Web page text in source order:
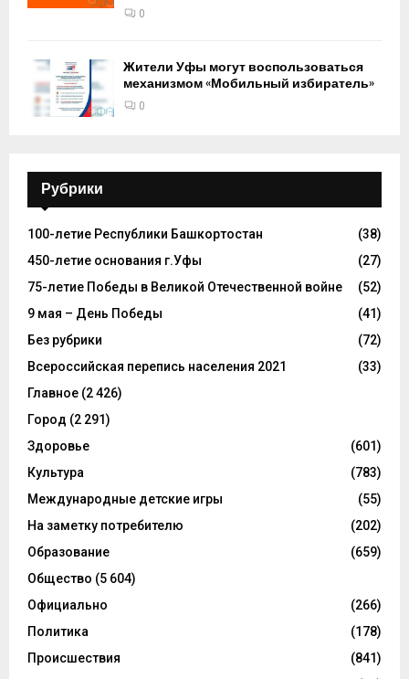
0
Жители Уфы могут воспользоваться
механизмом «Мобильный избиратель»
0
Рубрики
100-летие Республики Башкортостан
(38)
450-летие основания г.Уфы
(27)
75-летие Победы в Великой Отечественной войне
(52)
9 мая – День Победы
(41)
Без рубрики
(72)
Всероссийская перепись населения 2021
(33)
Главное (2 426)
Город (2 291)
Здоровье
(601)
Культура
(783)
Международные детские игры
(55)
На заметку потребителю
(202)
Образование
(659)
Общество (5 604)
Официально
(266)
Политика
(178)
Происшествия
(841)